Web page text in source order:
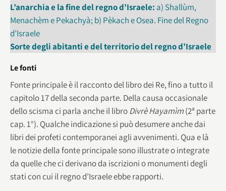
L’anarchia e la fine del regno d’Israele: a) Shallùm,
Menachèm e Pekachyà; b) Pèkach e Osea. Fine del Regno
d’Israele
Sorte degli abitanti e del territorio del regno d’Israele
Le fonti
Fonte principale è il racconto del libro dei Re, fino a tutto il
capitolo 17 della seconda parte. Della causa occasionale
dello scisma ci parla anche il libroDivrè Hayamìm(2ª parte
cap. 1°). Qualche indicazione si può desumere anche dai
libri dei profeti contemporanei agli avvenimenti. Qua e là
le notizie della fonte principale sono illustrate o integrate
da quelle che ci derivano da iscrizioni o monumenti degli
stati con cui il regno d’Israele ebbe rapporti.